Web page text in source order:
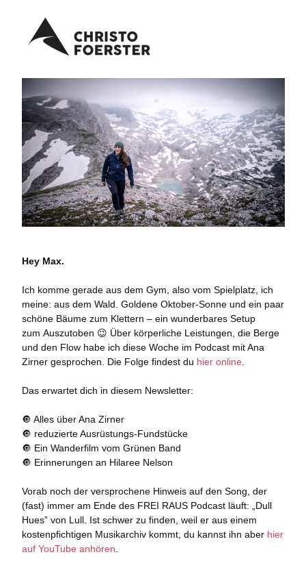
Hey Max.
Ich komme gerade aus dem Gym, also vom Spielplatz, ich
meine: aus dem Wald. Goldene Oktober-Sonne und ein paar
schöne Bäume zum Klettern – ein wunderbares Setup
zum Auszutoben 😉 Über körperliche Leistungen, die Berge
und den Flow habe ich diese Woche im Podcast mit Ana
Zirner gesprochen. Die Folge findest du hier online
Das erwartet dich in diesem Newsletter:
🔘 Alles über Ana Zirner
🔘 reduzierte Ausrüstungs-Fundstücke
🔘 Ein Wanderfilm vom Grünen Band
🔘 Erinnerungen an Hilaree Nelson
Vorab noch der versprochene Hinweis auf den Song, der
(fast) immer am Ende des FREI RAUS Podcast läuft: „Dull
Hues” von Lull. Ist schwer zu finden, weil er aus einem
kostenpfichtigen Musikarchiv kommt, du kannst ihn aber hier
auf YouTube anhören